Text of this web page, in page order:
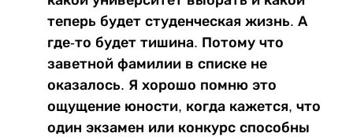
теперь будет студенческая жизнь. А
где-то будет тишина. Потому что
заветной фамилии в списке не
оказалось. Я хорошо помню это
ощущение юности, когда кажется, что
один экзамен или конкурс способны